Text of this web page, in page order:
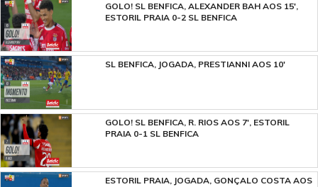
GOLO! SL BENFICA, ALEXANDER BAH AOS 15',
ESTORIL PRAIA 0-2 SL BENFICA
SL BENFICA, JOGADA, PRESTIANNI AOS 10'
GOLO! SL BENFICA, R. RIOS AOS 7', ESTORIL
PRAIA 0-1 SL BENFICA
ESTORIL PRAIA, JOGADA, GONÇALO COSTA AOS